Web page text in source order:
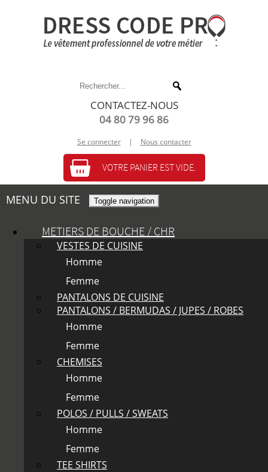
CONTACTEZ-NOUS
04 80 79 96 86
Se connecter | Nous contacter
VOTRE PANIER EST VIDE.
MENU DU SITE Toggle navigation
METIERS DE BOUCHE / CHR
VESTES DE CUISINE
Homme
Femme
PANTALONS DE CUISINE
PANTALONS / BERMUDAS / JUPES / ROBES
Homme
Femme
CHEMISES
Homme
Femme
POLOS / PULLS / SWEATS
Homme
Femme
TEE SHIRTS